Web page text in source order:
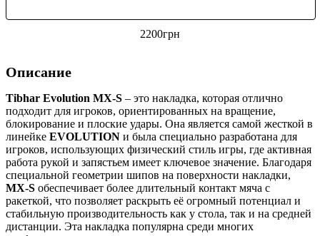
2200грн
Описание
Tibhar Evolution MX-S – это накладка, которая отлично
подходит для игроков, ориентированных на вращение,
блокирование и плоские удары. Она является самой жесткой в
линейке EVOLUTION и была специально разработана для
игроков, использующих физический стиль игры, где активная
работа рукой и запястьем имеет ключевое значение. Благодаря
специальной геометрии шипов на поверхности накладки,
MX-S обеспечивает более длительный контакт мяча с
ракеткой, что позволяет раскрыть её огромный потенциал и
стабильную производительность как у стола, так и на средней
дистанции. Эта накладка популярна среди многих